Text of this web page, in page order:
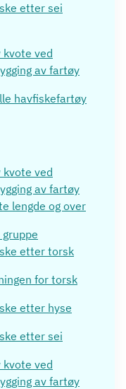
etter sei
kvote ved
av fartøy
havfiskefartøy
kvote ved
av fartøy
lengde og over
etter torsk
for torsk
etter hyse
etter sei
kvote ved
av fartøy